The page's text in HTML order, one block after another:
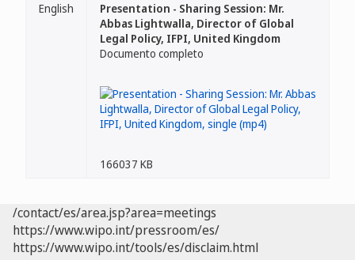
English
Presentation - Sharing Session: Mr.
Abbas Lightwalla, Director of Global
Legal Policy, IFPI, United Kingdom
Documento completo
166037 KB
/contact/es/area.jsp?area=meetings
https://www.wipo.int/pressroom/es/
https://www.wipo.int/tools/es/disclaim.html